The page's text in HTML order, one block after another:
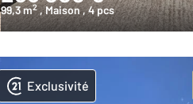
99,3 m2 , Maison, 4 pcs
Exclusivité